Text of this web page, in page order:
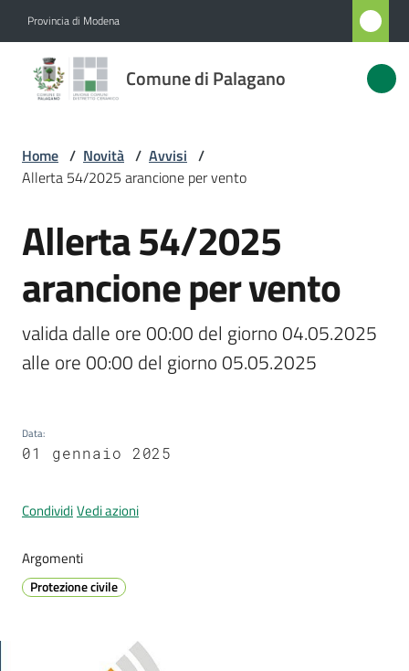
Provincia di Modena
Comune di Palagano
Comune
di
Novità
Servizi
Vivere
Palagano
appuntamento
Tutti
gli
argomenti...
Home / Novità / Avvisi /
Allerta 54/2025 arancione per vento
Salta al contenuto
Allerta 54/2025
arancione per vento
valida dalle ore 00:00 del giorno 04.05.2025
alle ore 00:00 del giorno 05.05.2025
Data:
01 gennaio 2025
CondividiVedi azioni
Argomenti
Protezione civile